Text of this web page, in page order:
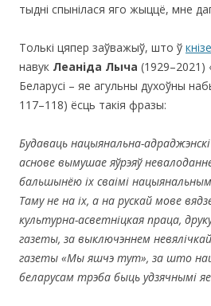
тыдні спынілася яго жыццё, мне
Толькі цяпер заўважыў, што ў кнізе
навук Леаніда Лыча (1929–2021)
Беларусі – яе агульны духоўны
117–118) ёсць такія фразы:
Будаваць нацыянальна-
аснове вымушае яўрэяў
бальшынёю іх сваімі
Таму не на іх, а на рускай мове
культурна-асветніцкая праца,
газеты, за выключэннем
газеты «Мы яшчэ тут», за што
беларусам трэба быць удзячнымі